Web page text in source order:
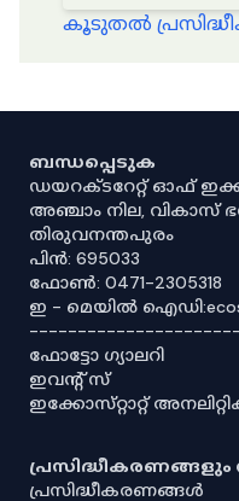
കൂടുതൽ
ബന്ധപ്പെടുക
ഡയറക്ടറേറ്റ് ഓഫ്
അഞ്ചാം നില, വികാസ്
തിരുവനന്തപുരം
പിൻ: 695033
ഫോൺ: 0471-2305318
ഇ - മെയിൽ
----------------------
ഫോട്ടോ ഗ്യാലറി
ഇവൻ്റ് സ്
ഇക്കോസ്‌റ്റാറ്റ്
പ്രസിദ്ധീകരണങ്ങളും
പ്രസിദ്ധീകരണങ്ങൾ